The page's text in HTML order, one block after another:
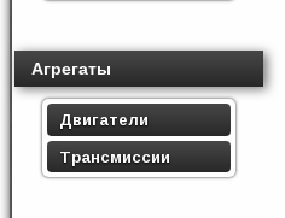
Агрегаты
Двигатели
Трансмиссии